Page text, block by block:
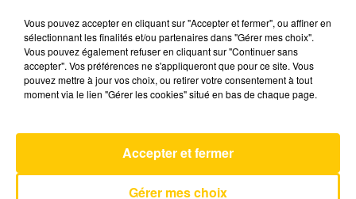
DEBUT DE SOIREE
AVEYRON NORD
Vous pouvez accepter en cliquant sur "Accepter et fermer", ou affiner en
sélectionnant les finalités et/ou partenaires dans "Gérer mes choix".
Vous pouvez également refuser en cliquant sur "Continuer sans
accepter". Vos préférences ne s'appliqueront que pour ce site. Vous
pouvez mettre à jour vos choix, ou retirer votre consentement à tout
moment via le lien "Gérer les cookies" situé en bas de chaque page.
Gérer mes choix
Accepter et fermer